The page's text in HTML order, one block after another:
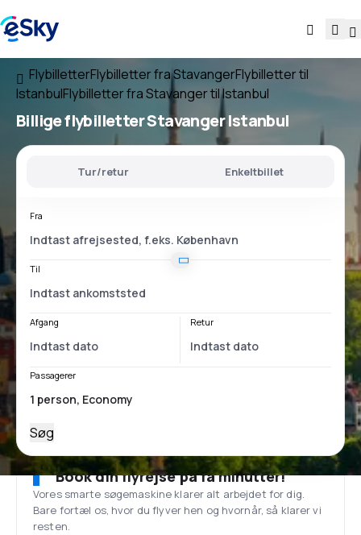
FlybilletterFlybilletter fra StavangerFlybilletter til
IstanbulFlybilletter fra Stavanger til Istanbul
Billige flybilletterStavanger Istanbul
Tur/retur Enkeltbillet
Fra
Til
Afgang Retur
Passagerer
Søg
Book din flyrejse på få minutter!
Vores smarte søgemaskine klarer alt arbejdet for dig.
Bare fortæl os, hvor du flyver hen og hvornår, så klarer vi
resten.